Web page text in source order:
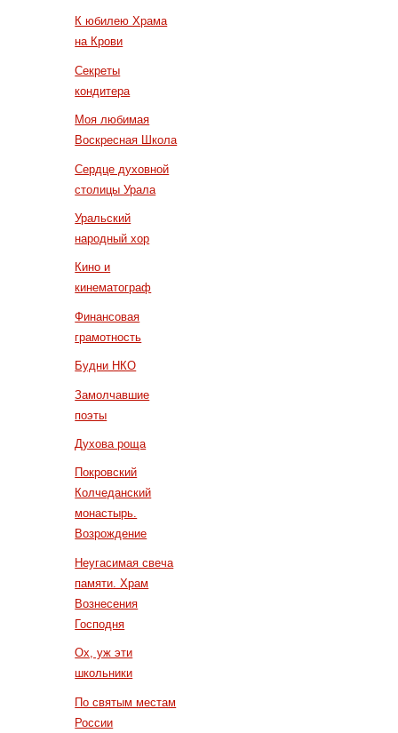
К юбилею Храма
на Крови
Секреты
кондитера
Моя любимая
Воскресная Школа
Сердце духовной
столицы Урала
Уральский
народный хор
Кино и
кинематограф
Финансовая
грамотность
Будни НКО
Замолчавшие
поэты
Духова роща
Покровский
Колчеданский
монастырь.
Возрождение
Неугасимая свеча
памяти. Храм
Вознесения
Господня
Ох, уж эти
школьники
По святым местам
России